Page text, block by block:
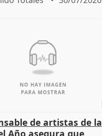
de artistas de la
Año asegura que